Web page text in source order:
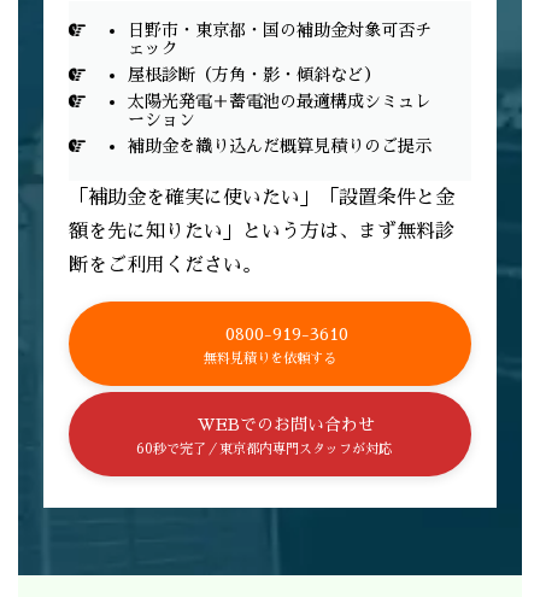
日野市・東京都・国の補助金対象可否チ
ェック
屋根診断（方角・影・傾斜など）
太陽光発電＋蓄電池の最適構成シミュレ
ーション
補助金を織り込んだ概算見積りのご提示
「補助金を確実に使いたい」「設置条件と金
額を先に知りたい」という方は、まず無料診
断をご利用ください。
0800-919-3610
無料見積りを依頼する
WEBでのお問い合わせ
60秒で完了／東京都内専門スタッフが対応